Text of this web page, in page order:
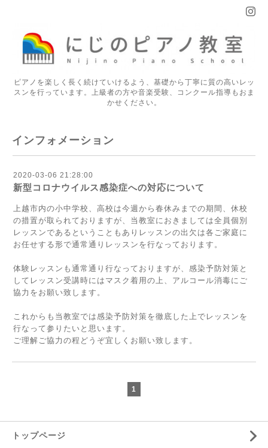
ピアノを楽しく長く続けていけるよう、基礎から丁寧に質の高いレッ
スンを行っています。上級者の方や音楽受験、コンクール指導もおま
かせください。
インフォメーション
2020-03-06 21:28:00
新型コロナウイルス感染症への対応について
上越市内の小中学校、高校は今週から春休みまでの期間、休校
の措置が取られておりますが、当教室におきましては全員個別
レッスンであるということもありレッスンの出欠は各ご家庭に
お任せする形で通常通りレッスンを行なっております。
体験レッスンも通常通り行なっておりますが、感染予防対策と
してレッスン受講時にはマスク着用の上、アルコール消毒にご
協力をお願い致します。
これからも当教室では感染予防対策を徹底した上でレッスンを
行なって参りたいと思います。
ご理解ご協力の程どうぞ宜しくお願い致します。
1
トップページ